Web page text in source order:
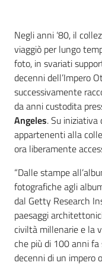
Introduzione
Negli anni ‘80, il
viaggiò per lungo
foto, in svariati
decenni dell’Impero
successivamente
da anni custodita
Angeles. Su
appartenenti alla
ora liberamente
“Dalle stampe
fotografiche agli
dal Getty Research
paesaggi
civiltà millenarie e la
che più di 100 anni
decenni di un impero